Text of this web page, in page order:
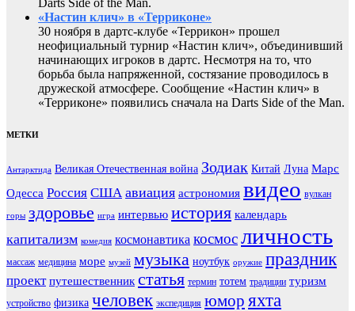
Darts Side of the Man.
«Настин клич» в «Терриконе»
30 ноября в дартс-клубе «Террикон» прошел
неофициальный турнир «Настин клич», объединивший
начинающих игроков в дартс. Несмотря на то, что
борьба была напряженной, состязание проводилось в
дружеской атмосфере. Сообщение «Настин клич» в
«Терриконе» появились сначала на Darts Side of the Man.
МЕТКИ
Антарктида Великая Отечественная война Зодиак Китай Луна Марс
Одесса Россия США авиация астрономия видео вулкан
горы здоровье игра интервью история календарь
капитализм комедия космонавтика космосличность
массаж медицина море музей музыка ноутбук оружие праздник
проект путешественник статья термин тотем традиции туризм
устройство физика человек экспедиция юмор яхта